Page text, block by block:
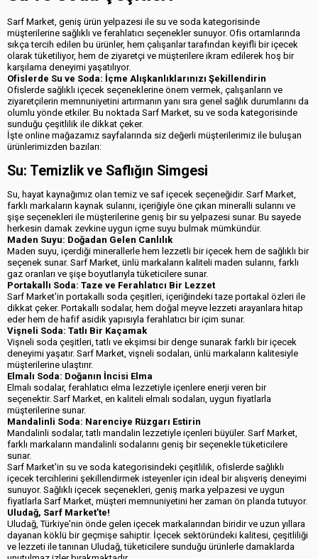
Sarf Market, geniş ürün yelpazesi ile su ve soda kategorisinde
müşterilerine sağlıklı ve ferahlatıcı seçenekler sunuyor. Ofis ortamlarında
sıkça tercih edilen bu ürünler, hem çalışanlar tarafından keyifli bir içecek
olarak tüketiliyor, hem de ziyaretçi ve müşterilere ikram edilerek hoş bir
karşılama deneyimi yaşatılıyor.
Ofislerde Su ve Soda: İçme Alışkanlıklarınızı Şekillendirin
Ofislerde sağlıklı içecek seçeneklerine önem vermek, çalışanların ve
ziyaretçilerin memnuniyetini artırmanın yanı sıra genel sağlık durumlarını da
olumlu yönde etkiler. Bu noktada Sarf Market, su ve soda kategorisinde
sunduğu çeşitlilik ile dikkat çeker.
İşte online mağazamız sayfalarında siz değerli müşterilerimiz ile buluşan
ürünlerimizden bazıları:
Su: Temizlik ve Saflığın Simgesi
Su, hayat kaynağımız olan temiz ve saf içecek seçeneğidir. Sarf Market,
farklı markaların kaynak sularını, içeriğiyle öne çıkan mineralli sularını ve
şişe seçenekleri ile müşterilerine geniş bir su yelpazesi sunar. Bu sayede
herkesin damak zevkine uygun içme suyu bulmak mümkündür.
Maden Suyu: Doğadan Gelen Canlılık
Maden suyu, içerdiği minerallerle hem lezzetli bir içecek hem de sağlıklı bir
seçenek sunar. Sarf Market, ünlü markaların kaliteli maden sularını, farklı
gaz oranları ve şişe boyutlarıyla tüketicilere sunar.
Portakallı Soda: Taze ve Ferahlatıcı Bir Lezzet
Sarf Market'in portakallı soda çeşitleri, içeriğindeki taze portakal özleri ile
dikkat çeker. Portakallı sodalar, hem doğal meyve lezzeti arayanlara hitap
eder hem de hafif asidik yapısıyla ferahlatıcı bir içim sunar.
Vişneli Soda: Tatlı Bir Kaçamak
Vişneli soda çeşitleri, tatlı ve ekşimsi bir denge sunarak farklı bir içecek
deneyimi yaşatır. Sarf Market, vişneli sodaları, ünlü markaların kalitesiyle
müşterilerine ulaştırır.
Elmalı Soda: Doğanın İncisi Elma
Elmalı sodalar, ferahlatıcı elma lezzetiyle içenlere enerji veren bir
seçenektir. Sarf Market, en kaliteli elmalı sodaları, uygun fiyatlarla
müşterilerine sunar.
Mandalinli Soda: Narenciye Rüzgarı Estirin
Mandalinli sodalar, tatlı mandalin lezzetiyle içenleri büyüler. Sarf Market,
farklı markaların mandalinli sodalarını geniş bir seçenekle tüketicilere
sunar.
Sarf Market'in su ve soda kategorisindeki çeşitlilik, ofislerde sağlıklı
içecek tercihlerini şekillendirmek isteyenler için ideal bir alışveriş deneyimi
sunuyor. Sağlıklı içecek seçenekleri, geniş marka yelpazesi ve uygun
fiyatlarla Sarf Market, müşteri memnuniyetini her zaman ön planda tutuyor.
Uludağ, Sarf Market’te!
Uludağ, Türkiye'nin önde gelen içecek markalarından biridir ve uzun yıllara
dayanan köklü bir geçmişe sahiptir. İçecek sektöründeki kalitesi, çeşitliliği
ve lezzeti ile tanınan Uludağ, tüketicilere sunduğu ürünlerle damaklarda